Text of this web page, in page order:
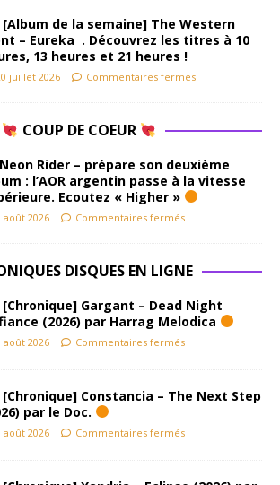
[Album de la semaine] The Western
– Eureka . Découvrez les titres à 10
13 heures et 21 heures !
juillet 2026 Commentaires fermés
COUP DE COEUR
Neon Rider – prépare son deuxième
: l’AOR argentin passe à la vitesse
Ecoutez « Higher »
août 2026 Commentaires fermés
DISQUES EN LIGNE
[Chronique] Gargant – Dead Night
(2026) par Harrag Melodica
août 2026 Commentaires fermés
[Chronique] Constancia – The Next Step
par le Doc.
août 2026 Commentaires fermés